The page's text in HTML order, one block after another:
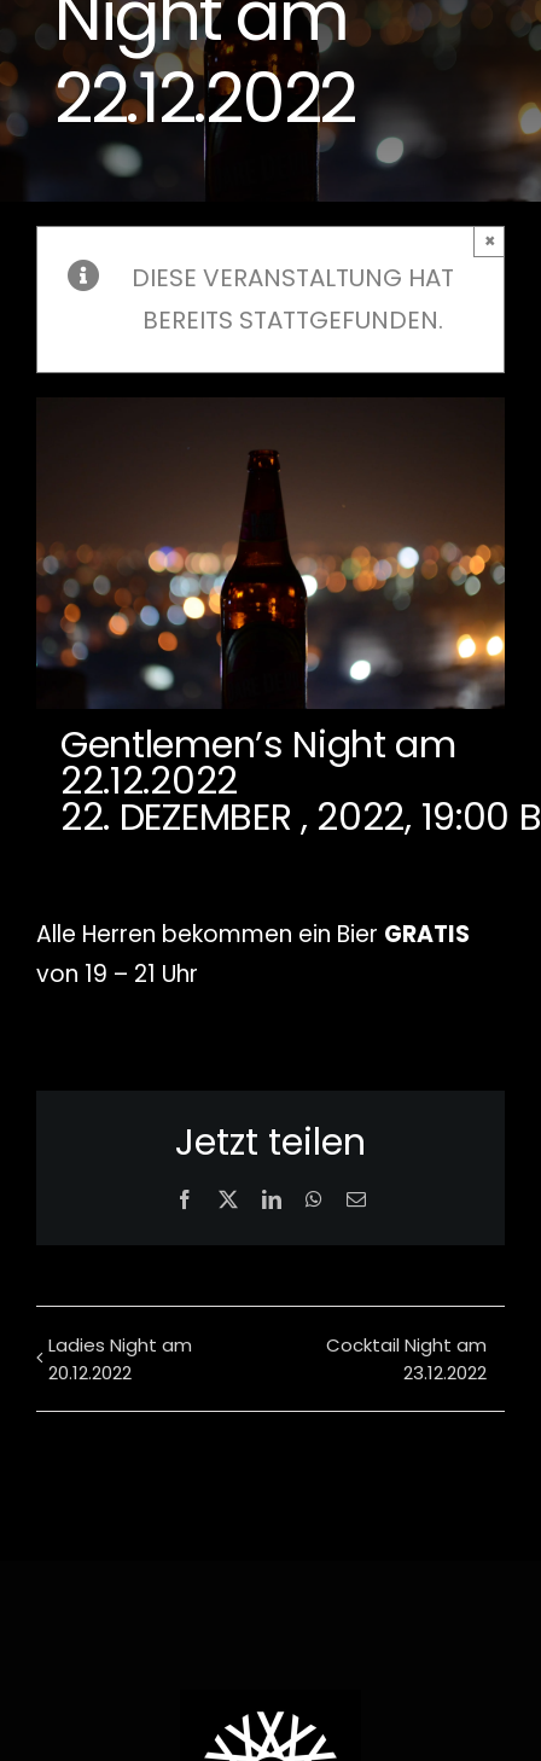
22.12.2022
DIESE VERANSTALTUNG HAT
BEREITS STATTGEFUNDEN.
×
Gentlemen’s Night am
22.12.2022
22. DEZEMBER , 2022, 19:00
Alle Herren bekommen ein Bier GRATIS
von 19 – 21 Uhr
Jetzt teilen
FacebookLinkedInWhatsApp
Email
Ladies Night am
20.12.2022
Cocktail Night am
23.12.2022